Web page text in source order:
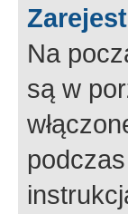
Na
są w